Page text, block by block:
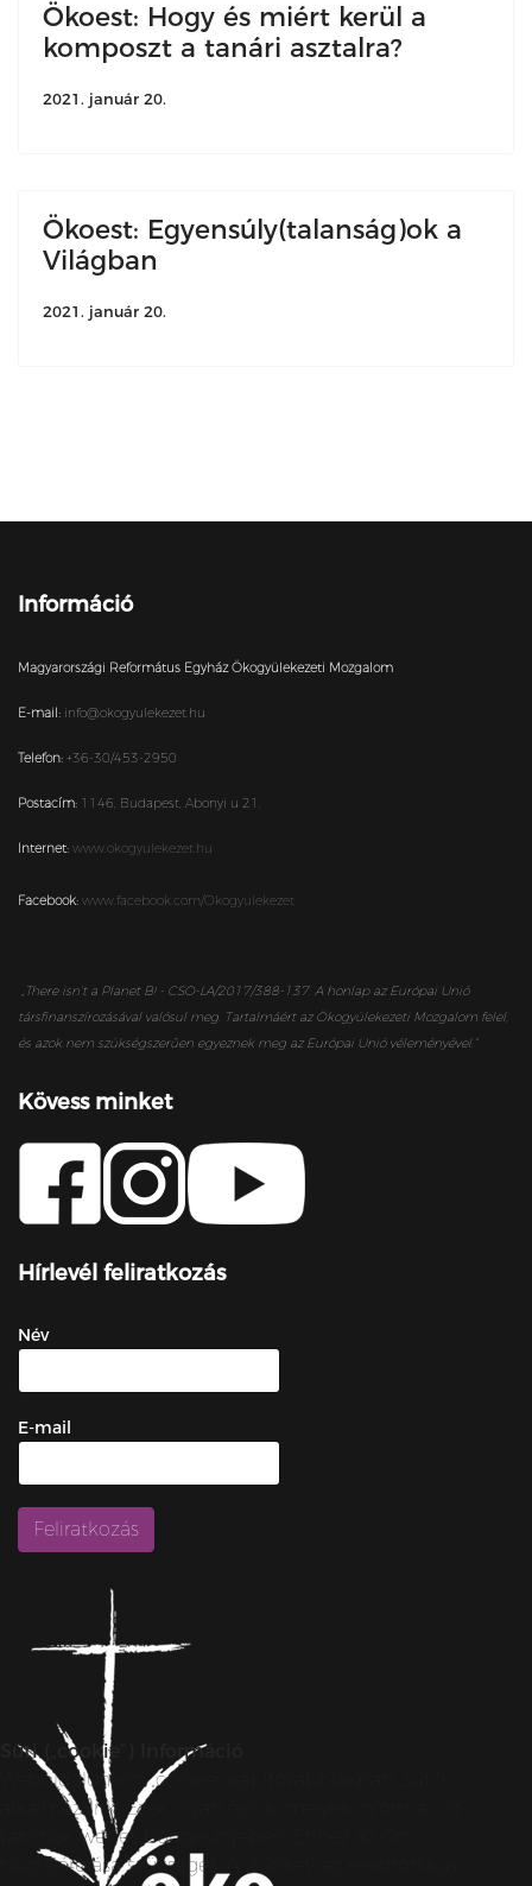
Ökoest: Hogy és miért kerül a
komposzt a tanári asztalra?
2021. január 20.
Ökoest: Egyensúly(talanság)ok a
Világban
2021. január 20.
Információ
Magyarországi Református Egyház Ökogyülekezeti Mozgalom
E-mail: info@okogyulekezet.hu
Telefon: +36-30/453-2950
Postacím: 1146, Budapest, Abonyi u 21.
Internet: www.okogyulekezet.hu
Facebook: www.facebook.com/Okogyulekezet
„ There isn’t a Planet B! - CSO-LA/2017/388-137. A honlap az Európai Unió
társfinanszírozásával valósul meg. Tartalmáért az Ökogyülekezeti Mozgalom felel,
és azok nem szükségszerűen egyeznek meg az Európai Unió véleményével.”
Kövess minket
Hírlevél feliratkozás
Név
E-mail
Süti („cookie”) Információ
Weboldalunkon „cookie”-kat (továbbiakban „süti”)
alkalmazunk. Ezek olyan fájlok, melyek információt
tárolnak webes böngészőjében. Ehhez az Ön
hozzájárulása szükséges. A „sütiket” az elektronikus